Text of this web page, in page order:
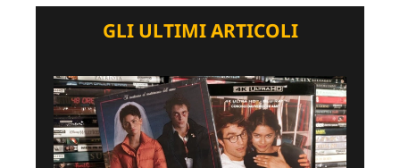
GLI ULTIMI ARTICOLI